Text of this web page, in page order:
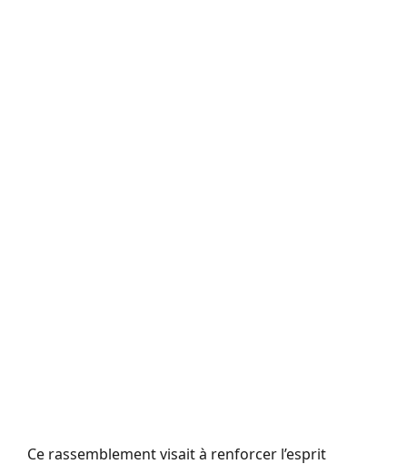
Ce rassemblement visait à renforcer l’esprit